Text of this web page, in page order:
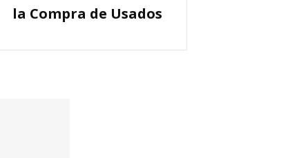
la Compra de Usados